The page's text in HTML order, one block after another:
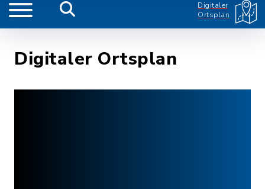
Digitaler
Ortsplan
Digitaler Ortsplan